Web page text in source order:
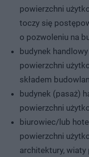
powierzchni
toczy się
o pozwoleniu na
budynek
powierzchni
składem
budynek (pasaż)
powierzchni
biurowiec/lub
powierzchni
architektury,